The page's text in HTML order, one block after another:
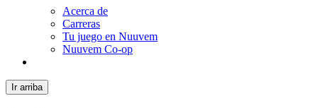
Acerca de
Carreras
Tu juego en Nuuvem
Nuuvem Co-op
Ir arriba